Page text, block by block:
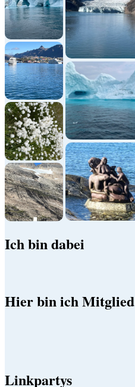
Ich bin dabei
Hier bin ich Mitglied
Linkpartys